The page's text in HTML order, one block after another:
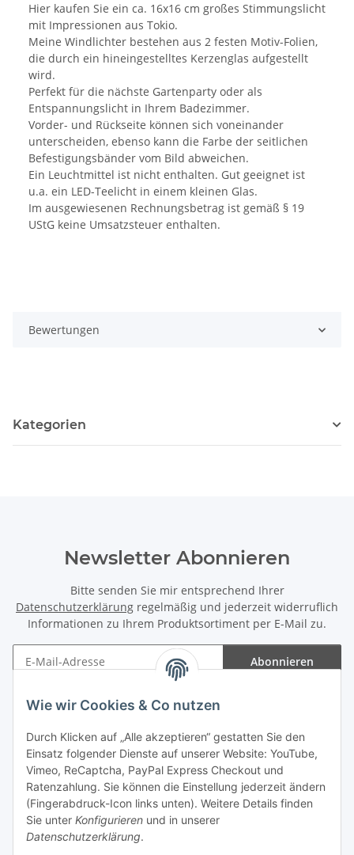
Wie wir Cookies & Co nutzen
Durch Klicken auf „Alle akzeptieren“ gestatten Sie den
Einsatz folgender Dienste auf unserer Website: YouTube,
Vimeo, ReCaptcha, PayPal Express Checkout und
Ratenzahlung. Sie können die Einstellung jederzeit ändern
(Fingerabdruck-Icon links unten). Weitere Details finden
Sie unter Konfigurieren und in unserer
Datenschutzerklärung.
Hier kaufen Sie ein ca. 16x16 cm großes Stimmungslicht
mit Impressionen aus Tokio.
Meine Windlichter bestehen aus 2 festen Motiv-Folien,
die durch ein hineingestelltes Kerzenglas aufgestellt
wird.
Perfekt für die nächste Gartenparty oder als
Entspannungslicht in Ihrem Badezimmer.
Vorder- und Rückseite können sich voneinander
unterscheiden, ebenso kann die Farbe der seitlichen
Befestigungsbänder vom Bild abweichen.
Ein Leuchtmittel ist nicht enthalten. Gut geeignet ist
u.a. ein LED-Teelicht in einem kleinen Glas.
Im ausgewiesenen Rechnungsbetrag ist gemäß § 19
UStG keine Umsatzsteuer enthalten.
Bewertungen
Kategorien
Newsletter Abonnieren
Bitte senden Sie mir entsprechend Ihrer
Datenschutzerklärung regelmäßig und jederzeit widerruflich
Informationen zu Ihrem Produktsortiment per E-Mail zu.
Abonnieren
Gesetzliche Informationen
Vertrag widerrufen